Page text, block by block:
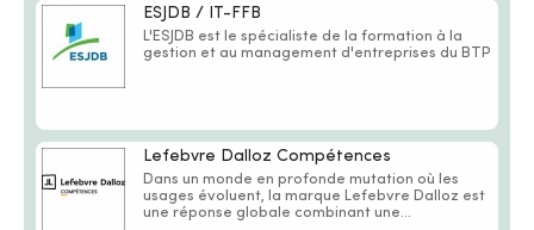
ESJDB / IT-FFB
L'ESJDB est le spécialiste de la formation à la
gestion et au management d'entreprises du BTP
Lefebvre Dalloz Compétences
Dans un monde en profonde mutation où les
usages évoluent, la marque Lefebvre Dalloz est
une réponse globale combinant une...